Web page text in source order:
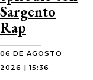
Sargento
Rap
06 DE AGOSTO
2026 | 15:36